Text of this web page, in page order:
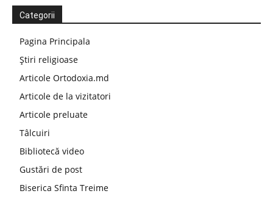
Categorii
Pagina Principala
Știri religioase
Articole Ortodoxia.md
Articole de la vizitatori
Articole preluate
Tâlcuiri
Bibliotecă video
Gustări de post
Biserica Sfinta Treime